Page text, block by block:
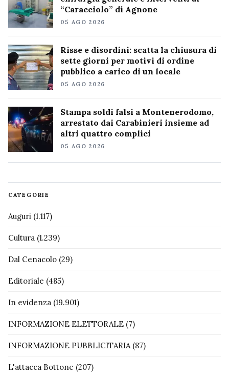
“Caracciolo” di Agnone
05 AGO 2026
Risse e disordini: scatta la chiusura di
sette giorni per motivi di ordine
pubblico a carico di un locale
05 AGO 2026
Stampa soldi falsi a Montenerodomo,
arrestato dai Carabinieri insieme ad
altri quattro complici
05 AGO 2026
CATEGORIE
Auguri (1.117)
Cultura (1.239)
Dal Cenacolo (29)
Editoriale (485)
In evidenza (19.901)
INFORMAZIONE ELETTORALE (7)
INFORMAZIONE PUBBLICITARIA (87)
L'attacca Bottone (207)